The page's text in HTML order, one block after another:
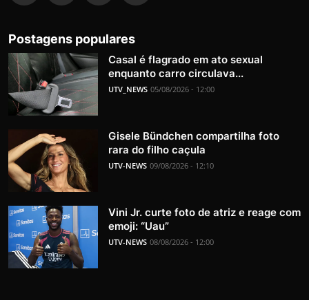
Postagens populares
Casal é flagrado em ato sexual
enquanto carro circulava...
UTV_NEWS 05/08/2026 - 12:00
Gisele Bündchen compartilha foto
rara do filho caçula
UTV-NEWS 09/08/2026 - 12:10
Vini Jr. curte foto de atriz e reage com
emoji: “Uau”
UTV-NEWS 08/08/2026 - 12:00